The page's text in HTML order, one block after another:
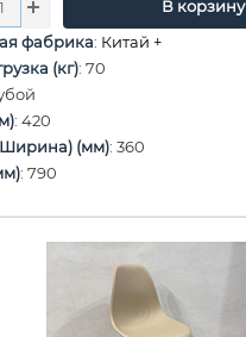
В корзину
фабрика: Китай +
(кг): 70
: 420
(мм): 360
: 790